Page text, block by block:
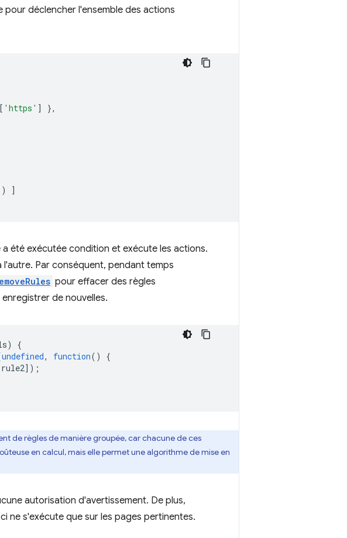
déclencher l'ensemble des actions
[ 'https' ]
},
]
a été exécutée condition et exécute les actions.
Par conséquent, pendant temps
pour effacer des règles
de nouvelles.
)
{
undefined, function()
{
rule2]);
de règles de manière groupée, car chacune de ces
en calcul, mais elle permet une algorithme de mise en
autorisation d'avertissement. De plus,
ne s'exécute que sur les pages pertinentes.